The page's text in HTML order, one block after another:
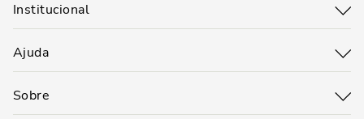
Institucional
Ajuda
Sobre